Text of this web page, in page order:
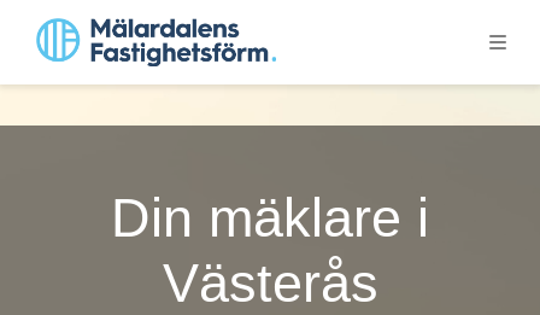
Din mäklare i
Västerås